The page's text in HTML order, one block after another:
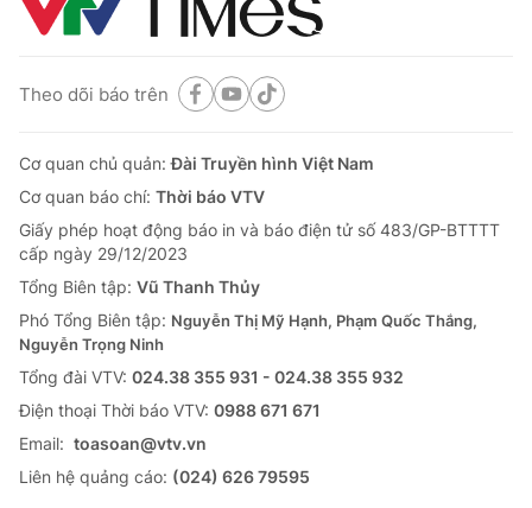
Theo dõi báo trên
Cơ quan chủ quản:Đài Truyền hình Việt Nam
Cơ quan báo chí: Thời báo VTV
Giấy phép hoạt động báo in và báo điện tử số 483/GP-BTTTT
cấp ngày 29/12/2023
Tổng Biên tập: Vũ Thanh Thủy
Phó Tổng Biên tập: Nguyễn Thị Mỹ Hạnh, Phạm Quốc Thắng,
Nguyễn Trọng Ninh
Tổng đài VTV: 024.38 355 931 - 024.38 355 932
Ðiện thoại Thời báo VTV: 0988 671 671
Email: toasoan@vtv.vn
Liên hệ quảng cáo: (024) 626 79595